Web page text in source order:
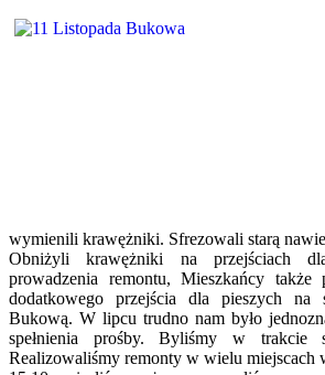
wymienili krawężniki. Sfrezowali starą
Obniżyli krawężniki na przejściach
prowadzenia remontu, Mieszkańcy także
dodatkowego przejścia dla pieszych na
Bukową. W lipcu trudno nam było
spełnienia prośby. Byliśmy w trakcie
Realizowaliśmy remonty w wielu miejscach